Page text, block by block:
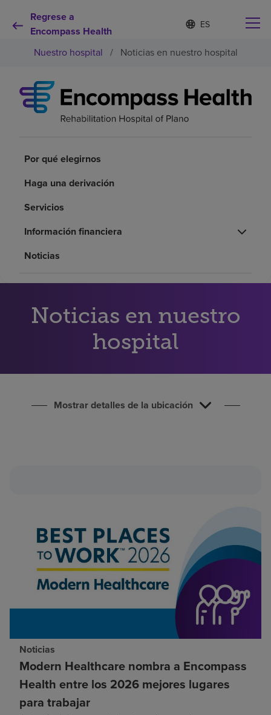
Regrese a
Encompass Health
Lista
de
idiomas
contraída
d
o
s
e
e
Por qué debe elegirnos
Recursos de salud
Inversores
Nuestro hospital / Noticias en nuestro hospital
Por qué elegirnos
Haga una derivación
Servicios
Información financiera
Noticias
Noticias en nuestro
hospital
Mostrar detalles de la ubicación
Noticias
Modern Healthcare nombra a Encompass
Health entre los 2026 mejores lugares
para trabajar